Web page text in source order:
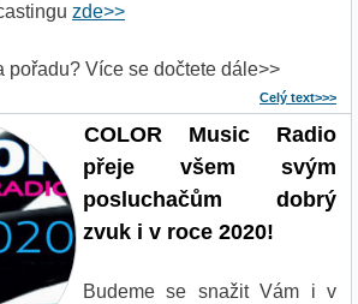
zde>>
pořadu? Více se dočtete dále>>
Celý text>>>
COLOR Music Radio
přeje všem svým
posluchačům dobrý
zvuk i v roce 2020!
Budeme se snažit Vám i v